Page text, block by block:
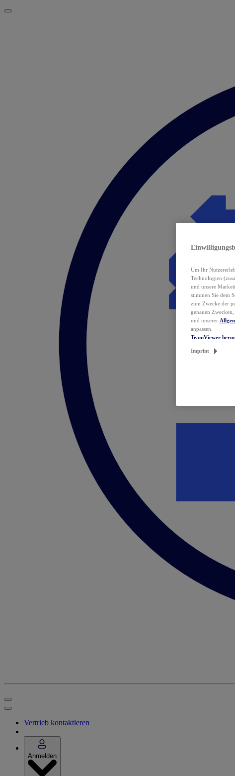
Vertrieb kontaktieren
Anmelden
Um Ihr
Technologien
und unsere
stimmen Sie dem
zum Zwecke der
genauen
und unserer
anpassen.
TeamViewer
Imprint